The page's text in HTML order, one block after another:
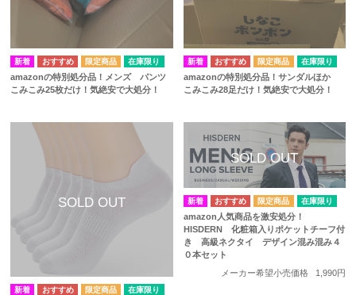
在庫限り
amazonの特別処分品！メンズ パンツ
こみこみ25枚だけ！気絶安で大処分！
在庫限り
amazonの特別処分品！サンダルほか
こみこみ28足だけ！気絶安で大処分！
在庫限り
在庫限り
amazon人気商品を激安処分！
HISDERN 化粧箱入りポケットチーフ付
き 高級ネクタイ デザイン混み混み４
０本セット
メーカー希望小売価格
1,990円